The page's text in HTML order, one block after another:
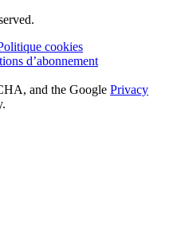
cookies
d’abonnement
and the Google Privacy